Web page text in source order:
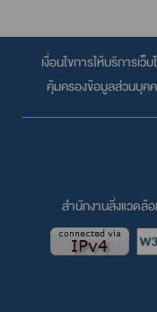
เงื่อนไขการให้บริการเว็
คุ้มครองข้อมูลส่วนบุค
สำนักงานสิ่งแวดล้